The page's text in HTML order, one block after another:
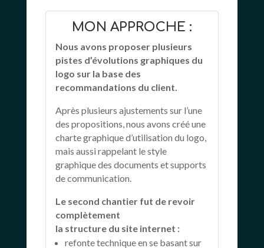
MON APPROCHE :
Nous avons proposer plusieurs
pistes d’évolutions graphiques du
logo sur la base des
recommandations du client.
Après plusieurs ajustements sur l’une
des propositions, nous avons créé une
charte graphique d’utilisation du logo,
mais aussi rappelant le style
graphique des documents et supports
de communication.
Le second chantier fut de revoir
complètement
la structure du site internet :
refonte technique en se basant sur